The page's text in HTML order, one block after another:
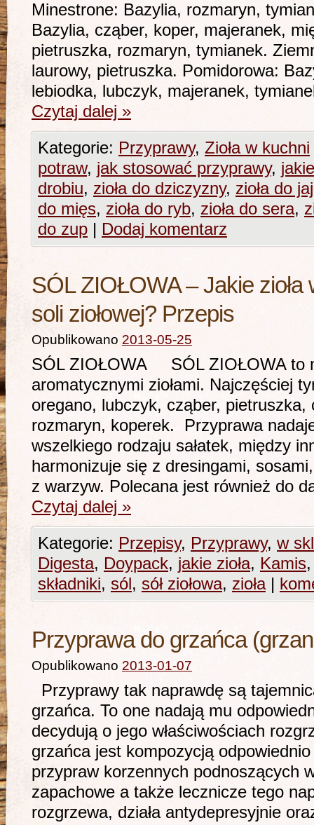
Minestrone: Bazylia, rozmaryn,
Bazylia, cząber, koper, majeranek,
pietruszka, rozmaryn, tymianek.
laurowy, pietruszka. Pomidorowa:
lebiodka, lubczyk, majeranek,
Czytaj dalej »
Kategorie: Przyprawy, Zioła w kuchni
potraw, jak stosować przyprawy,
drobiu, zioła do dziczyzny, zioła do jaj
do mięs, zioła do ryb, zioła do sera,
do zup | Dodaj komentarz
SÓL ZIOŁOWA – Jakie zioła
soli ziołowej? Przepis
Opublikowano 2013-05-25
SÓL ZIOŁOWA SÓL ZIOŁOWA to
aromatycznymi ziołami. Najczęściej
oregano, lubczyk, cząber, pietruszka,
rozmaryn, koperek. Przyprawa
wszelkiego rodzaju sałatek, między
harmonizuje się z dresingami,
z warzyw. Polecana jest również do
Czytaj dalej »
Kategorie: Przepisy, Przyprawy, w
Digesta, Doypack, jakie zioła, Kamis
składniki, sól, sół ziołowa, zioła |
Przyprawa do grzańca
Opublikowano 2013-01-07
Przyprawy tak naprawdę są
grzańca. To one nadają mu
decydują o jego właściwościach
grzańca jest kompozycją
przypraw korzennych podnoszących
zapachowe a także lecznicze tego
rozgrzewa, działa antydepresyjnie